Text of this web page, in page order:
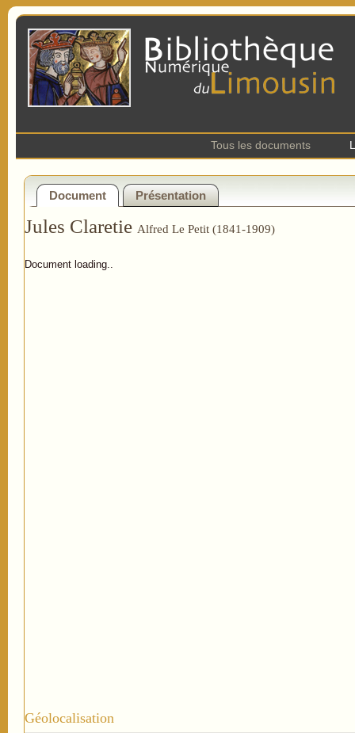
Tous les documents
Document Présentation
Jules Claretie Alfred Le Petit (1841-1909)
Document loading..
Géolocalisation